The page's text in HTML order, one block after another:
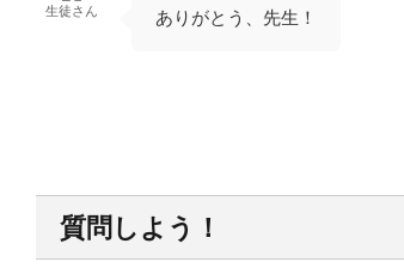
生徒さん ありがとう、先生！
質問しよう！